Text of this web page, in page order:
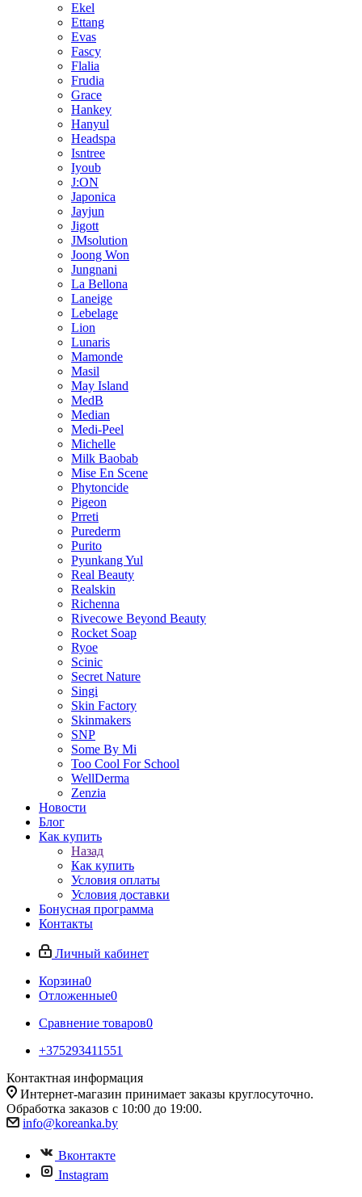
Ekel
Ettang
Evas
Fascy
Flalia
Frudia
Grace
Hankey
Hanyul
Headspa
Isntree
Iyoub
J:ON
Japonica
Jayjun
Jigott
JMsolution
Joong Won
Jungnani
La Bellona
Laneige
Lebelage
Lion
Lunaris
Mamonde
Masil
May Island
MedB
Median
Medi-Peel
Michelle
Milk Baobab
Mise En Scene
Phytoncide
Pigeon
Prreti
Purederm
Purito
Pyunkang Yul
Real Beauty
Realskin
Richenna
Rivecowe Beyond Beauty
Rocket Soap
Ryoe
Scinic
Secret Nature
Singi
Skin Factory
Skinmakers
SNP
Some By Mi
Too Cool For School
WellDerma
Zenzia
Новости
Блог
Как купить
Назад
Как купить
Условия оплаты
Условия доставки
Бонусная программа
Контакты
Личный кабинет
Корзина0
Отложенные0
Сравнение товаров0
+375293411551
Контактная информация
Интернет-магазин принимает заказы круглосуточно.
Обработка заказов с 10:00 до 19:00.
info@koreanka.by
Вконтакте
Instagram